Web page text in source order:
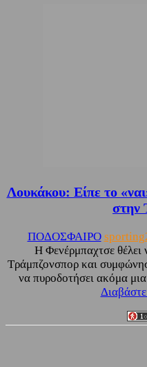
Λουκάκου: Είπε το
στην
ΠΟΔΟΣΦΑΙΡΟ
Η Φενέρμπαχτσε θέλει
Τράμπζονσπορ και
να πυροδοτήσει ακόμα